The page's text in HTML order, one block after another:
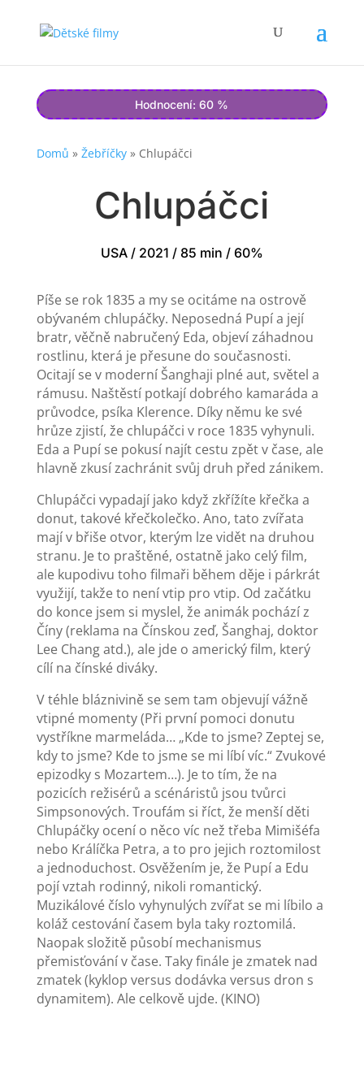
Hodnocení: 60 %
Domů » Žebříčky» Chlupáčci
Chlupáčci
USA / 2021 / 85 min / 60%
Píše se rok 1835 a my se ocitáme na ostrově
obývaném chlupáčky. Neposedná Pupí a její
bratr, věčně nabručený Eda, objeví záhadnou
rostlinu, která je přesune do současnosti.
Ocitají se v moderní Šanghaji plné aut, světel a
rámusu. Naštěstí potkají dobrého kamaráda a
průvodce, psíka Klerence. Díky němu ke své
hrůze zjistí, že chlupáčci v roce 1835 vyhynuli.
Eda a Pupí se pokusí najít cestu zpět v čase, ale
hlavně zkusí zachránit svůj druh před zánikem.
Chlupáčci vypadají jako když zkřížíte křečka a
donut, takové křečkolečko. Ano, tato zvířata
mají v břiše otvor, kterým lze vidět na druhou
stranu. Je to praštěné, ostatně jako celý film,
ale kupodivu toho filmaři během děje i párkrát
využijí, takže to není vtip pro vtip. Od začátku
do konce jsem si myslel, že animák pochází z
Číny (reklama na Čínskou zeď, Šanghaj, doktor
Lee Chang atd.), ale jde o americký film, který
cílí na čínské diváky.
V téhle bláznivině se sem tam objevují vážně
vtipné momenty (Při první pomoci donutu
vystříkne marmeláda… „Kde to jsme? Zeptej se,
kdy to jsme? Kde to jsme se mi líbí víc.“ Zvukové
epizodky s Mozartem…). Je to tím, že na
pozicích režisérů a scénáristů jsou tvůrci
Simpsonových. Troufám si říct, že menší děti
Chlupáčky ocení o něco víc než třeba Mimišéfa
nebo Králíčka Petra, a to pro jejich roztomilost
a jednoduchost. Osvěžením je, že Pupí a Edu
pojí vztah rodinný, nikoli romantický.
Muzikálové číslo vyhynulých zvířat se mi líbilo a
koláž cestování časem byla taky roztomilá.
Naopak složitě působí mechanismus
přemisťování v čase. Taky finále je zmatek nad
zmatek (kyklop versus dodávka versus dron s
dynamitem). Ale celkově ujde. (KINO)